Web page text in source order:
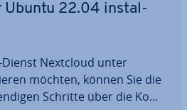
Ubuntu 22.04 in­stal­
Dienst Nextcloud unter
möchten, können Sie die
Schritte über die Kom­